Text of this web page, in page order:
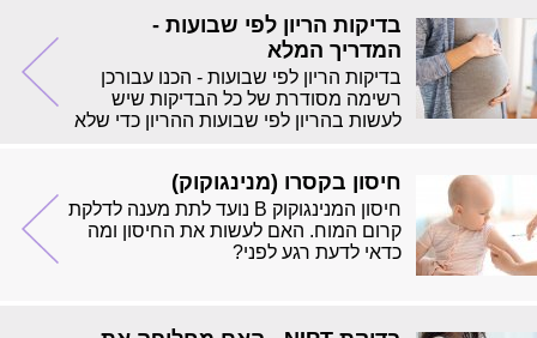
בדיקות הריון לפי שבועות -
המדריך המלא
בדיקות הריון לפי שבועות - הכנו עבורכן
רשימה מסודרת של כל הבדיקות שיש
לעשות בהריון לפי שבועות ההריון כדי שלא
חיסון בקסרו (מנינגוקוק)
חיסון המנינגוקוק B נועד לתת מענה לדלקת
קרום המוח. האם לעשות את החיסון ומה
כדאי לדעת רגע לפני?